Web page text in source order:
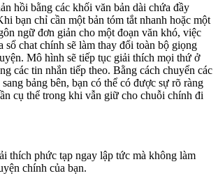
hồi bằng các khối văn bản dài chứa đầy
bạn chỉ cần một bản tóm tắt nhanh hoặc một
ngữ đơn giản cho một đoạn văn khó, việc
sổ chat chính sẽ làm thay đổi toàn bộ giọng
Mô hình sẽ tiếp tục giải thích mọi thứ ở
các tin nhắn tiếp theo. Bằng cách chuyển các
bảng bên, bạn có thể có được sự rõ ràng
cụ thể trong khi vẫn giữ cho chuỗi chính đi
thích phức tạp ngay lập tức mà không làm
chính của bạn.